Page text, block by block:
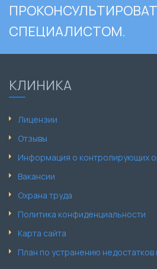
СПЕЦИАЛИСТОМ.
КЛИНИКА
Лицензии
Отзывы
Информация о контролирующих
Вакансии
Охрана труда
Политика конфиденциальности
Карта сайта
План по устранению недостатков